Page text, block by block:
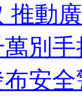
推動
別
安